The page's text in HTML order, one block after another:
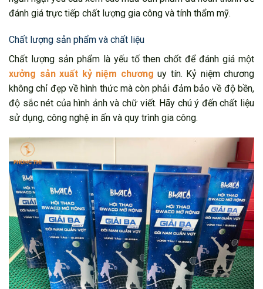
đánh giá trực tiếp chất lượng gia công và tính thẩm mỹ.
Chất lượng sản phẩm và chất liệu
Chất lượng sản phẩm là yếu tố then chốt để đánh giá một
xưởng sản xuất kỷ niệm chương uy tín. Kỷ niệm chương
không chỉ đẹp về hình thức mà còn phải đảm bảo về độ bền,
độ sắc nét của hình ảnh và chữ viết. Hãy chú ý đến chất liệu
sử dụng, công nghệ in ấn và quy trình gia công.